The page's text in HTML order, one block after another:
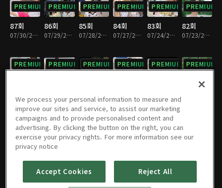
PREMIUM
87회
07/30/2026 • 29분
PREMIUM
86회
07/29/2026 • 29분
PREMIUM
85회
07/28/2026 • 28분
PREMIUM
84회
07/27/2026 • 29분
PREMIUM
83회
07/24/2026 • 29분
PREMIUM
82회
07/23/2026 • 29분
PREMIUM PREMIUM PREMIUM PREMIUM PREMIUM PREMIUM
PREMIUM
75회
07/14/2026 • 29분
PREMIUM
74회
PREMIUM
73회
PREMIUM
72회
PREMIUM
71회 70회
PREMIUM PREMIUM
We process your personal information to measure and
improve our sites and service, to assist our marketing
campaigns and to provide personalised content and
advertising. By clicking the button on the right, you can
exercise your privacy rights. For more information see our
privacy notice
Accept Cookies Reject All